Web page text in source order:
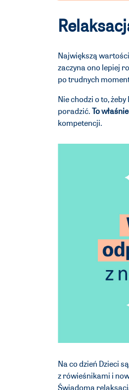
Największą
zaczyna ono lepiej
po trudnych
Nie chodzi o to,
poradzić.To
kompetencji.
Na co dzień Dzieci
z rówieśnikami i
Świadoma